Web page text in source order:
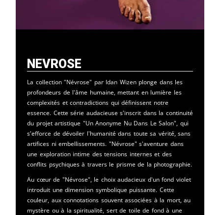
Nevrose
La collection "Névrose" par Idan Wizen plonge dans les
profondeurs de l'âme humaine, mettant en lumière les
complexités et contradictions qui définissent notre
essence. Cette série audacieuse s'inscrit dans la continuité
du projet artistique "Un Anonyme Nu Dans Le Salon", qui
s'efforce de dévoiler l'humanité dans toute sa vérité, sans
artifices ni embellissements. "Névrose" s'aventure dans
une exploration intime des tensions internes et des
conflits psychiques à travers le prisme de la photographie.
Au cœur de "Névrose", le choix audacieux d'un fond violet
introduit une dimension symbolique puissante. Cette
couleur, aux connotations souvent associées à la mort, au
mystère ou à la spiritualité, sert de toile de fond à une